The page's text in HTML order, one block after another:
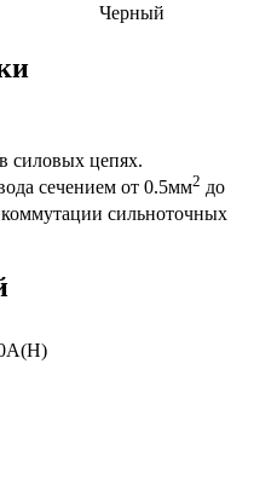
Черный
силовых цепях.
сечением от 0.5мм2 до
сильноточных